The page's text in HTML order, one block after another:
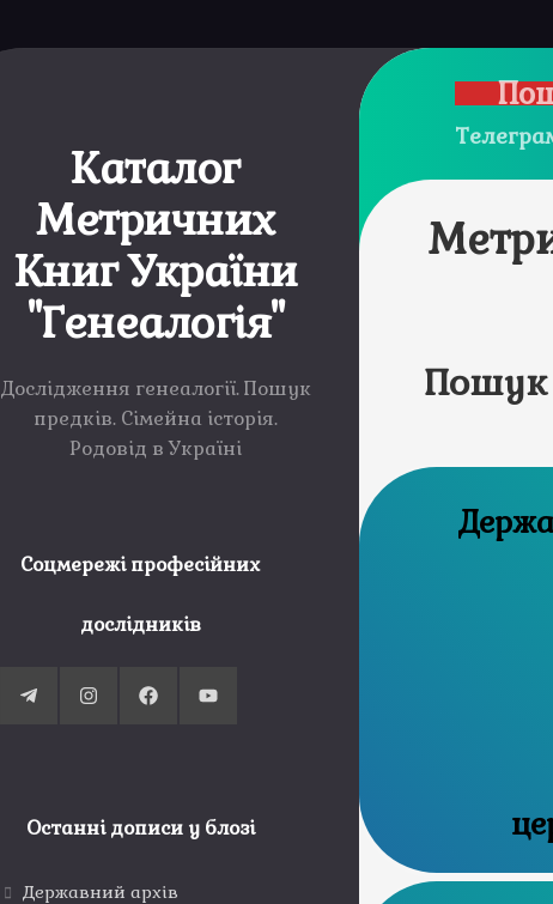
Каталог
Метричних
Книг України
"Генеалогія"
Дослідження генеалогії. Пошук
предків. Сімейна історія.
Родовід в Україні
Соцмережі професійних
дослідників
Останні дописи у блозі
Державний архів
Пошук